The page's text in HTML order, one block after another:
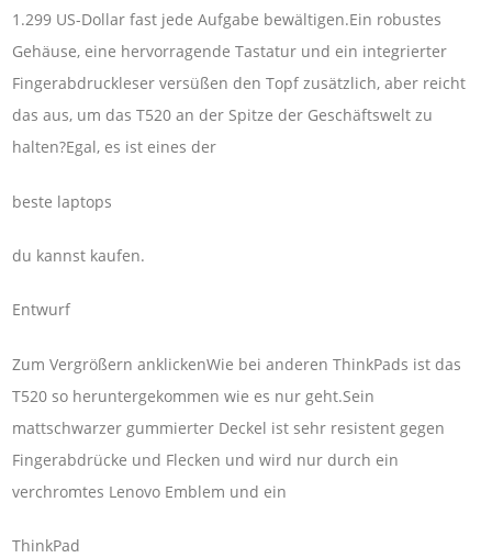
1.299 US-Dollar fast jede Aufgabe bewältigen.Ein robustes
Gehäuse, eine hervorragende Tastatur und ein integrierter
Fingerabdruckleser versüßen den Topf zusätzlich, aber reicht
das aus, um das T520 an der Spitze der Geschäftswelt zu
halten?Egal, es ist eines der
beste laptops
du kannst kaufen.
Entwurf
Zum Vergrößern anklickenWie bei anderen ThinkPads ist das
T520 so heruntergekommen wie es nur geht.Sein
mattschwarzer gummierter Deckel ist sehr resistent gegen
Fingerabdrücke und Flecken und wird nur durch ein
verchromtes Lenovo Emblem und ein
ThinkPad